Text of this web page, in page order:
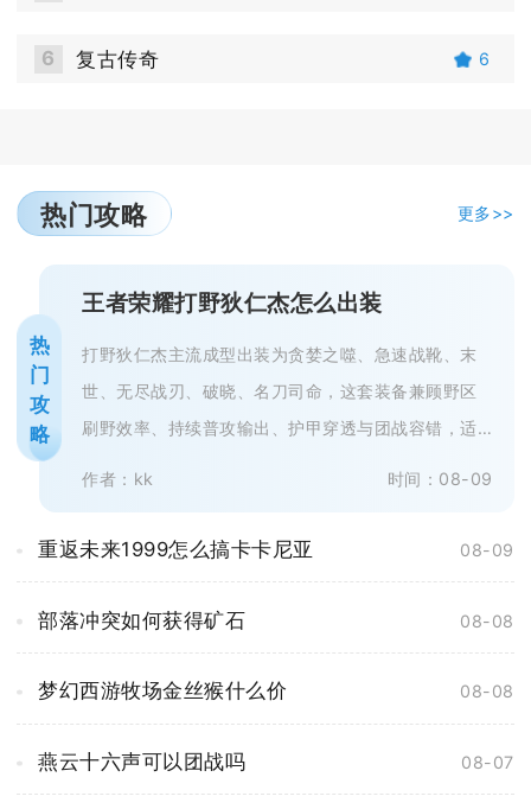
6 复古传奇 6
热门攻略 更多>>
热
门
攻
略
王者荣耀打野狄仁杰怎么出装
打野狄仁杰主流成型出装为贪婪之噬、急速战靴、末
世、无尽战刃、破晓、名刀司命，这套装备兼顾野区
刷野效率、持续普攻输出、护甲穿透与团战容错，适
作者：kk 时间：08-09
重返未来1999怎么搞卡卡尼亚 08-09
部落冲突如何获得矿石 08-08
梦幻西游牧场金丝猴什么价 08-08
燕云十六声可以团战吗 08-07